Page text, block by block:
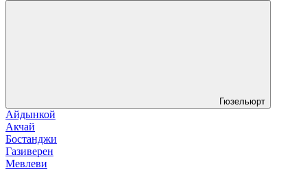
Гюзельюрт
Айдынкой
Акчай
Бостанджи
Газиверен
Мевлеви